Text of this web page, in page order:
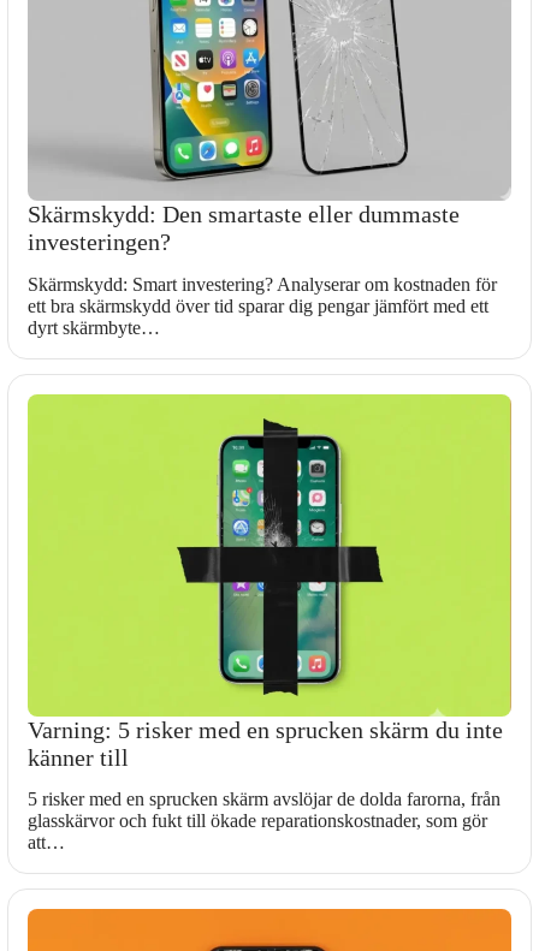
Skärmskydd: Den smartaste eller dummaste
investeringen?
Skärmskydd: Smart investering? Analyserar om kostnaden för
ett bra skärmskydd över tid sparar dig pengar jämfört med ett
dyrt skärmbyte…
Varning: 5 risker med en sprucken skärm du inte
känner till
5 risker med en sprucken skärm avslöjar de dolda farorna, från
glasskärvor och fukt till ökade reparationskostnader, som gör
att…